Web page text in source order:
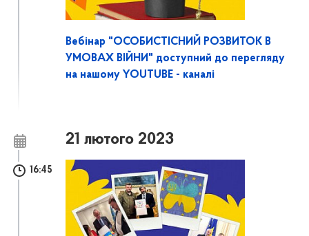
Вебінар "ОСОБИСТІСНИЙ РОЗВИТОК В
УМОВАХ ВІЙНИ" доступний до перегляду
на нашому YOUTUBE - каналі
21 лютого 2023
16:45